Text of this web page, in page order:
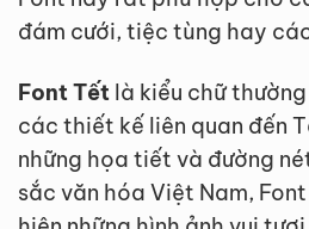
đám cưới, tiệc tùng hay
Font Tết là kiểu chữ
các thiết kế liên quan đến
những họa tiết và đường
sắc văn hóa Việt Nam,